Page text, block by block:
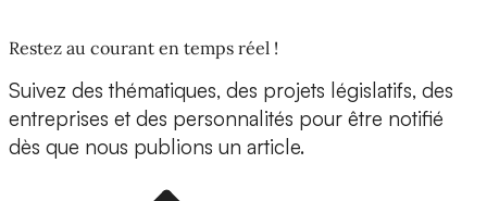
Restez au courant en temps réel !
Suivez des thématiques, des projets législatifs, des
entreprises et des personnalités pour être notifié
dès que nous publions un article.